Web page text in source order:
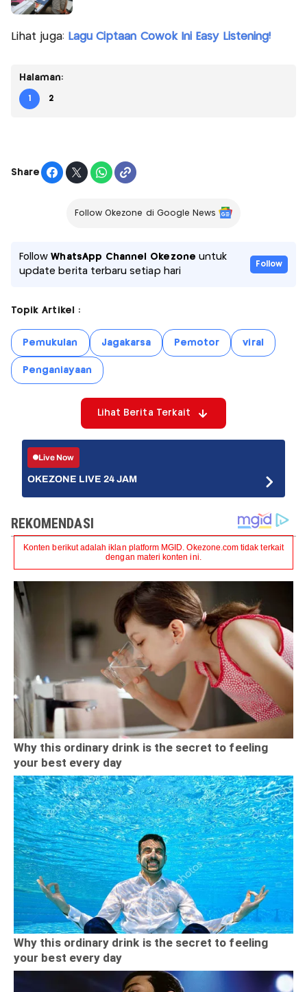
Lihat juga: Lagu Ciptaan Cowok Ini Easy Listening!
Halaman:
1 2
Share
Follow Okezone di Google News
FollowWhatsApp Channel Okezone untuk
update berita terbaru setiap hari
Follow
Topik Artikel :
Pemukulan Jagakarsa Pemotor viral
Penganiayaan
Lihat Berita Terkait
Live Now
OKEZONE LIVE 24 JAM